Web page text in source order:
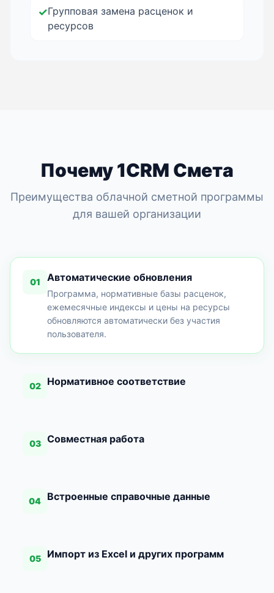
✓Групповая замена расценок и
ресурсов
Почему 1CRM Смета
Преимущества облачной сметной программы
для вашей организации
01 Автоматические обновления
Программа, нормативные базы расценок,
ежемесячные индексы и цены на ресурсы
обновляются автоматически без участия
пользователя.
02 Нормативное соответствие
03 Совместная работа
04 Встроенные справочные данные
05 Импорт из Excel и других программ